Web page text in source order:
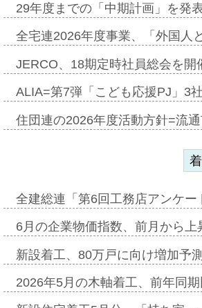
29年度までの「中期計画」を発
全宅連2026年度事業、「外国
JERCO、18期定時社員総会を
ALIA=第7弾「こども応援PJ」3
住団連の2026年度活動方針=流
全建総連「第6回工務店アンケ
6月の企業物価指数、前月から
新設着工、80万戸に向け増加予
2026年5月の木軸着工、前年同